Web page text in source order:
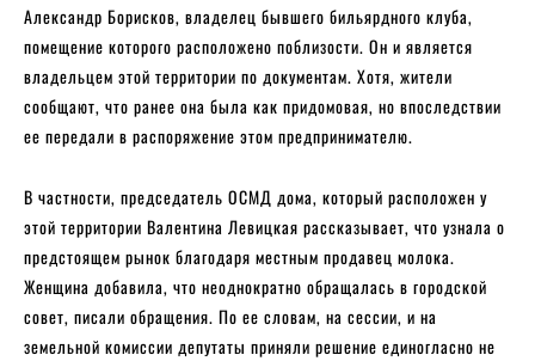
Александр Борисков, владелец бывшего бильярдного клуба,
помещение которого расположено поблизости. Он и является
владельцем этой территории по документам. Хотя, жители
сообщают, что ранее она была как придомовая, но впоследствии
ее передали в распоряжение этом предпринимателю.
В частности, председатель ОСМД дома, который расположен у
этой территории Валентина Левицкая рассказывает, что узнала о
предстоящем рынок благодаря местным продавец молока.
Женщина добавила, что неоднократно обращалась в городской
совет, писали обращения. По ее словам, на сессии, и на
земельной комиссии депутаты приняли решение единогласно не